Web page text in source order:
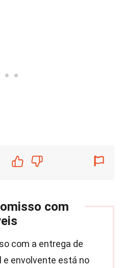
com
com a entrega de
envolvente está no